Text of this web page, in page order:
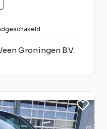
Groningen B.V.